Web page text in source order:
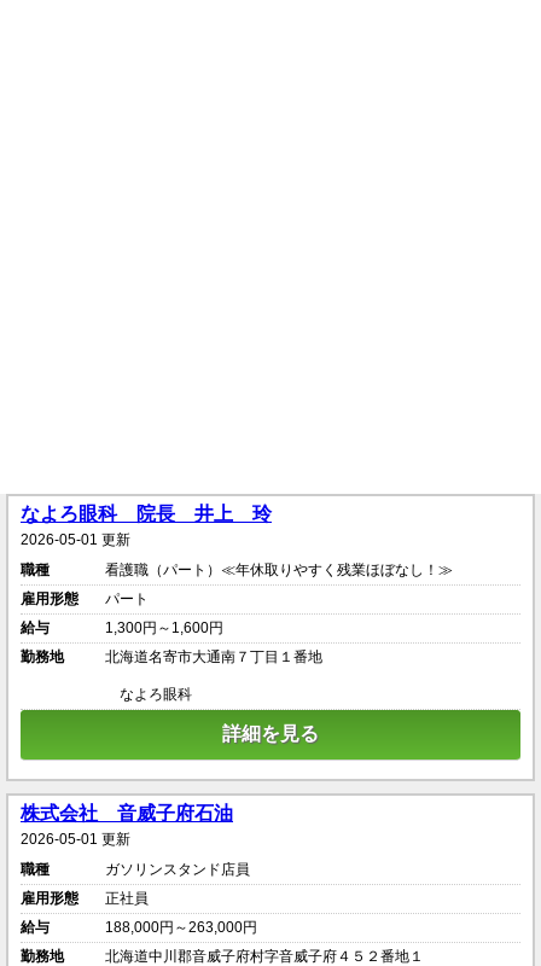
なよろ眼科 院長 井上 玲
2026-05-01 更新
職種
看護職（パート）≪年休取りやすく残業ほぼなし！≫
雇用形態
パート
給与
1,300円～1,600円
勤務地
北海道名寄市大通南７丁目１番地
なよろ眼科
詳細を見る
株式会社 音威子府石油
2026-05-01 更新
職種
ガソリンスタンド店員
雇用形態
正社員
給与
188,000円～263,000円
勤務地
北海道中川郡音威子府村字音威子府４５２番地１